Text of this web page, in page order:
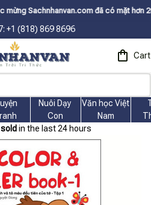
đã có mặt hơn 200 quốc
+1 (818) 869 8696
Cart
Nuôi Dạy
Con
Văn học Việt
Nam
sold in the last 24 hours